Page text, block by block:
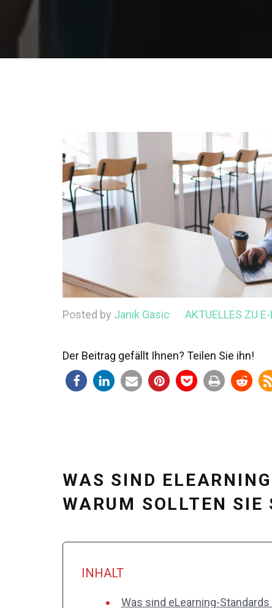
Posted by Janik Gasic AKTUELLES ZU
Der Beitrag gefällt Ihnen? Teilen Sie ihn!
WAS SIND
WARUM SOLLTEN SIE
INHALT
Was sind eLearning-